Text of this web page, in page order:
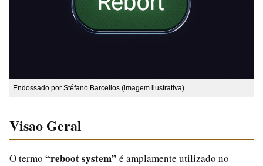
Endossado por Stéfano Barcellos (imagem ilustrativa)
Visao Geral
O termo “reboot system” é amplamente utilizado no